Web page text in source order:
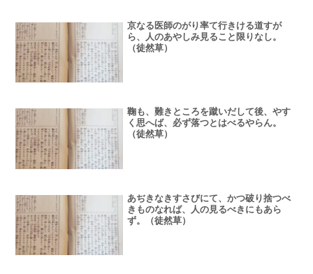
京なる医師のがり率て行きける道すが
ら、人のあやしみ見ること限りなし。
（徒然草）
鞠も、難きところを蹴いだして後、やす
く思へば、必ず落つとはべるやらん。
（徒然草）
あぢきなきすさびにて、かつ破り捨つべ
きものなれば、人の見るべきにもあら
ず。（徒然草）